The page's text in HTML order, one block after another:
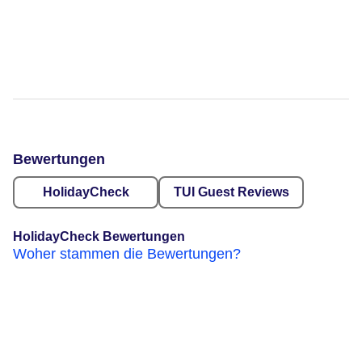
Bewertungen
HolidayCheck TUI Guest Reviews
HolidayCheck Bewertungen
Woher stammen die Bewertungen?